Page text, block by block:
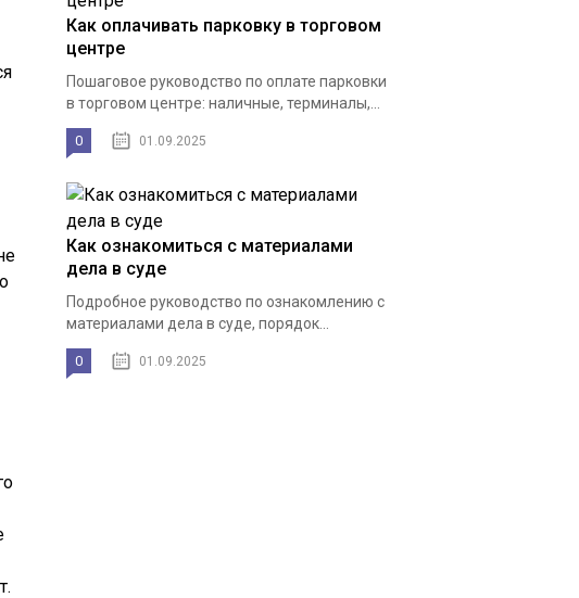
Как оплачивать парковку в торговом
центре
Пошаговое руководство по оплате парковки
в торговом центре: наличные, терминалы,...
0 01.09.2025
Как ознакомиться с материалами
дела в суде
Подробное руководство по ознакомлению с
материалами дела в суде, порядок...
0 01.09.2025